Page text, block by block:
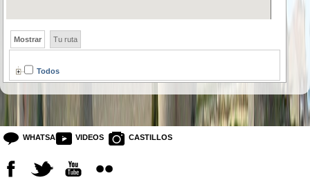
Mostrar Tu ruta
Todos
WHATSAPP VIDEOS CASTILLOS